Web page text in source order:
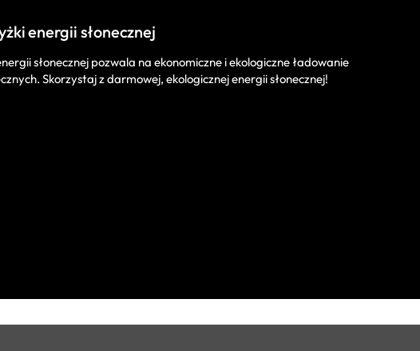
energii słonecznej
słonecznej pozwala na ekonomiczne i ekologiczne ładowanie
Skorzystaj z darmowej, ekologicznej energii słonecznej!